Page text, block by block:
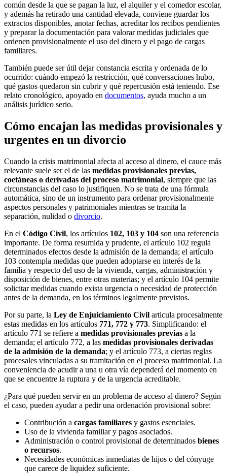
común desde la que se pagan la luz, el alquiler y el comedor escolar,
y además ha retirado una cantidad elevada, conviene guardar los
extractos disponibles, anotar fechas, acreditar los recibos pendientes
y preparar la documentación para valorar medidas judiciales que
ordenen provisionalmente el uso del dinero y el pago de cargas
familiares.
También puede ser útil dejar constancia escrita y ordenada de lo
ocurrido: cuándo empezó la restricción, qué conversaciones hubo,
qué gastos quedaron sin cubrir y qué repercusión está teniendo. Ese
relato cronológico, apoyado en documentos, ayuda mucho a un
análisis jurídico serio.
Cómo encajan las medidas provisionales y
urgentes en un divorcio
Cuando la crisis matrimonial afecta al acceso al dinero, el cauce más
relevante suele ser el de las medidas provisionales previas,
coetáneas o derivadas del proceso matrimonial, siempre que las
circunstancias del caso lo justifiquen. No se trata de una fórmula
automática, sino de un instrumento para ordenar provisionalmente
aspectos personales y patrimoniales mientras se tramita la
separación, nulidad o divorcio.
En el Código Civil, los artículos 102, 103 y 104 son una referencia
importante. De forma resumida y prudente, el artículo 102 regula
determinados efectos desde la admisión de la demanda; el artículo
103 contempla medidas que pueden adoptarse en interés de la
familia y respecto del uso de la vivienda, cargas, administración y
disposición de bienes, entre otras materias; y el artículo 104 permite
solicitar medidas cuando exista urgencia o necesidad de protección
antes de la demanda, en los términos legalmente previstos.
Por su parte, la Ley de Enjuiciamiento Civil articula procesalmente
estas medidas en los artículos 771, 772 y 773. Simplificando: el
artículo 771 se refiere a medidas provisionales previas a la
demanda; el artículo 772, a las medidas provisionales derivadas
de la admisión de la demanda; y el artículo 773, a ciertas reglas
procesales vinculadas a su tramitación en el proceso matrimonial. La
conveniencia de acudir a una u otra vía dependerá del momento en
que se encuentre la ruptura y de la urgencia acreditable.
¿Para qué pueden servir en un problema de acceso al dinero? Según
el caso, pueden ayudar a pedir una ordenación provisional sobre:
Contribución a cargas familiares y gastos esenciales.
Uso de la vivienda familiar y pagos asociados.
Administración o control provisional de determinados bienes
o recursos.
Necesidades económicas inmediatas de hijos o del cónyuge
que carece de liquidez suficiente.